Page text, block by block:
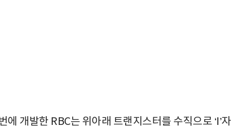
개발한 RBC는 위아래 트랜지스터를 수직으로 ‘I’자